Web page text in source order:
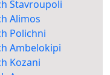
Stavroupoli
Alimos
Polichni
Ambelokipi
Kozani